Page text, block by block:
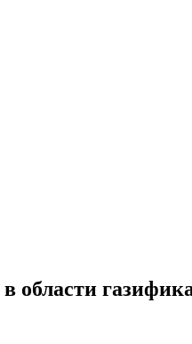
в области